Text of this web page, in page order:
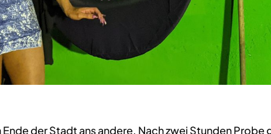
der Stadt ans andere. Nach zwei Stunden